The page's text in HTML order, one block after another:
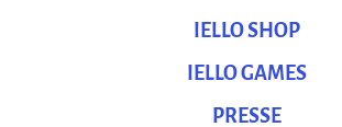
IELLO SHOP
IELLO GAMES
PRESSE